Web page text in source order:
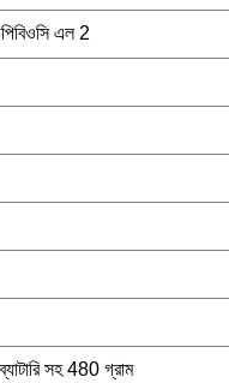
এল 2
সহ 480 গ্রাম